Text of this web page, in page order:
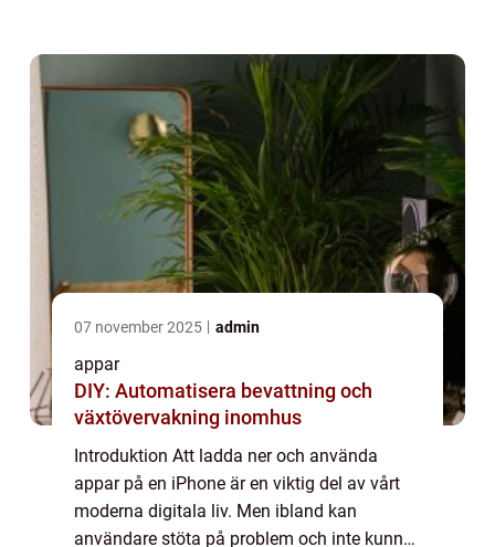
07 november 2025 admin
appar
DIY: Automatisera bevattning och
växtövervakning inomhus
Introduktion Att ladda ner och använda
appar på en iPhone är en viktig del av vårt
moderna digitala liv. Men ibland kan
användare stöta på problem och inte kunna